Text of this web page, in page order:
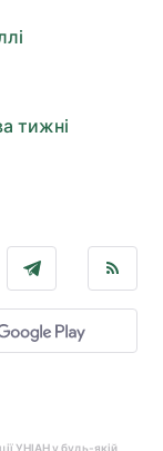
тижні
УНІАН у будь-якій